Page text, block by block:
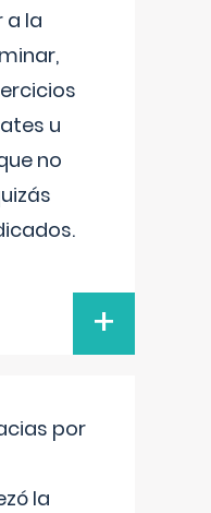
la
u
no
+
por
la